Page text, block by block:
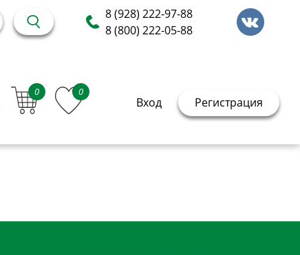
8 (928) 222-97-88
8 (800) 222-05-88
0 0
Вход Регистрация